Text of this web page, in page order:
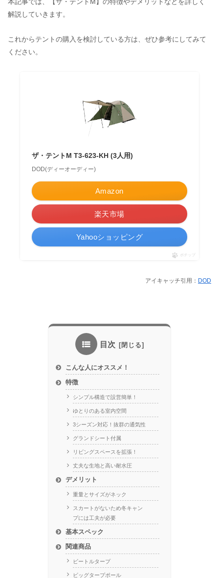
解説していきます。
これからテントの購入を検討している方は、ぜひ参考にしてみて
ください。
ザ・テントM T3-623-KH (3人用)
DOD(ディーオーディー)
Amazon
楽天市場
Yahooショッピング
ポチップ
アイキャッチ引用： DOD
目次
こんな人にオススメ！
特徴
シンプル構造で設営簡単！
ゆとりのある室内空間
3シーズン対応！抜群の通気性
グランドシート付属
リビングスペースを拡張！
丈夫な生地と高い耐水圧
デメリット
重量とサイズがネック
スカートがないため冬キャン
プには工夫が必要
基本スペック
関連商品
ビートルタープ
ビッグタープポール